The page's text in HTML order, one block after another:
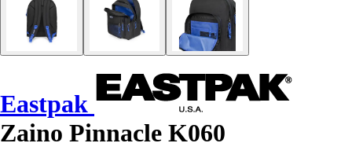
Eastpak
Zaino Pinnacle K060